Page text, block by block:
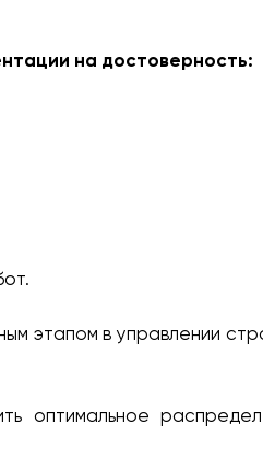
на достоверность:
этапом в управлении
оптимальное